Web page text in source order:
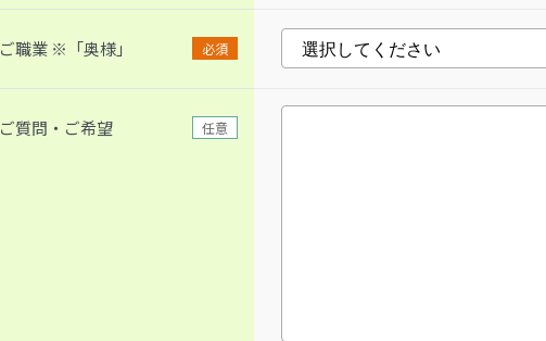
ご職業 ※「奥様」 必須
ご質問・ご希望 任意